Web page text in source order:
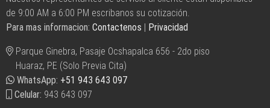
Huaraz,
Empresas
Hosting
Huaraz,
Correos
de 9:00 AM a 6:00 PM escribanos su cotización.
Para mas informacion: Contactenos | Privacidad
Parque Ginebra, Pasaje Ocshapalca 656 - 2do piso
Huaraz, PE (Solo Previa Cita)
WhatsApp: +51 943 643 097
Celular: 943 643 097